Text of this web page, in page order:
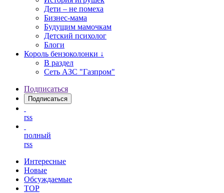
Дети – не помеха
Бизнес-мама
Будущим мамочкам
Детский психолог
Блоги
Король бензоколонки ↓
В раздел
Сеть АЗС "Газпром"
Подписаться
Подписаться
rss
полный
rss
Интересные
Новые
Обсуждаемые
TOP